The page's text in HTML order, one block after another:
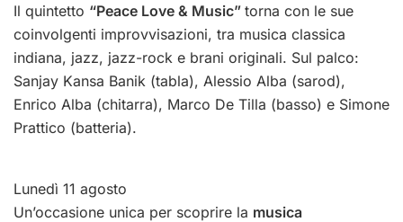
Il quintetto “Peace Love & Music” torna con le sue
coinvolgenti improvvisazioni, tra musica classica
indiana, jazz, jazz-rock e brani originali. Sul palco:
Sanjay Kansa Banik (tabla), Alessio Alba (sarod),
Enrico Alba (chitarra), Marco De Tilla (basso) e Simone
Prattico (batteria).
Lunedì 11 agosto
Un’occasione unica per scoprire la musica